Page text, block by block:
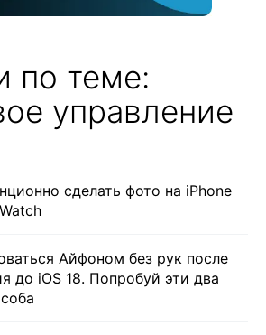
по теме:
управление
сделать фото на iPhone
Айфоном без рук после
до iOS 18. Попробуй эти два